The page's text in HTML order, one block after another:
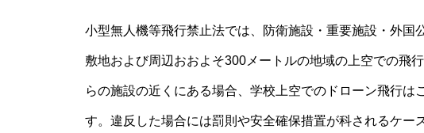
小型無人機等飛行禁止法では、防衛施設・重要施設・外国
敷地および周辺おおよそ300メートルの地域の上空での飛
らの施設の近くにある場合、学校上空でのドローン飛行は
す。違反した場合には罰則や安全確保措置が科されるケー